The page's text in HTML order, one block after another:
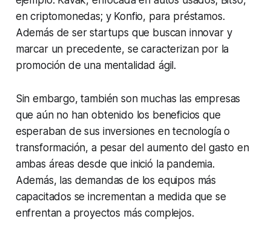
en criptomonedas; y Konfio, para préstamos.
Además de ser startups que buscan innovar y
marcar un precedente, se caracterizan por la
promoción de una mentalidad ágil.
Sin embargo, también son muchas las empresas
que aún no han obtenido los beneficios que
esperaban de sus inversiones en tecnología o
transformación, a pesar del aumento del gasto en
ambas áreas desde que inició la pandemia.
Además, las demandas de los equipos más
capacitados se incrementan a medida que se
enfrentan a proyectos más complejos.